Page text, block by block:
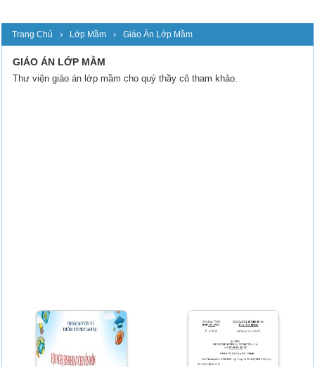
Trang Chủ › Lớp Mầm › Giáo Án Lớp Mầm
GIÁO ÁN LỚP MẦM
Thư viện giáo án lớp mầm cho quý thầy cô tham khảo.